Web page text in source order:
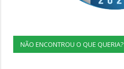
NÃO ENCONTROU O QUE QUERIA?